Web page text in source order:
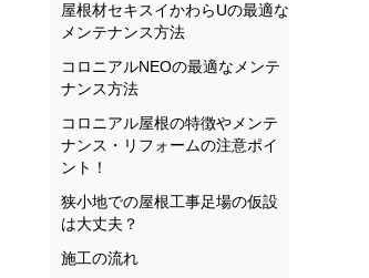
屋根材セキスイかわらUの最適な
メンテナンス方法
コロニアルNEOの最適なメンテ
ナンス方法
コロニアル屋根の特徴やメンテ
ナンス・リフォームの注意ポイ
ント！
狭小地での屋根工事足場の仮設
は大丈夫？
施工の流れ